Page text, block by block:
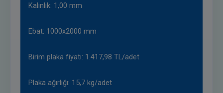
Kalınlık: 1,00 mm
Ebat: 1000x2000 mm
Birim plaka fiyatı: 1.417,98 TL/adet
Plaka ağırlığı: 15,7 kg/adet